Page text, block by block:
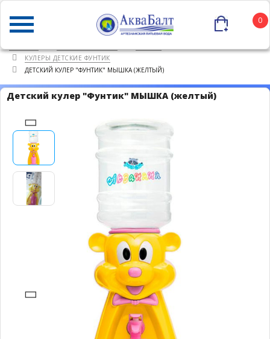
0
КУЛЕРЫ ДЕТСКИЕ ФУНТИК
ДЕТСКИЙ КУЛЕР "ФУНТИК" МЫШКА (ЖЕЛТЫЙ)
Детский кулер "Фунтик" МЫШКА (желтый)